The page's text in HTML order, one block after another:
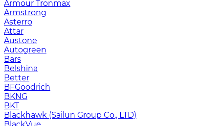
Armour Tronmax
Armstrong
Asterro
Attar
Austone
Autogreen
Bars
Belshina
Better
BFGoodrich
BKNG
BKT
Blackhawk (Sailun Group Co., LTD)